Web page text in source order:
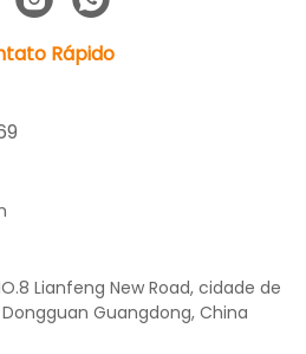
Rápido
Lianfeng New Road, cidade de
Guangdong, China